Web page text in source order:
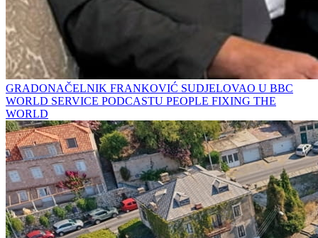
GRADONAČELNIK FRANKOVIĆ SUDJELOVAO U BBC
WORLD SERVICE PODCASTU PEOPLE FIXING THE
WORLD